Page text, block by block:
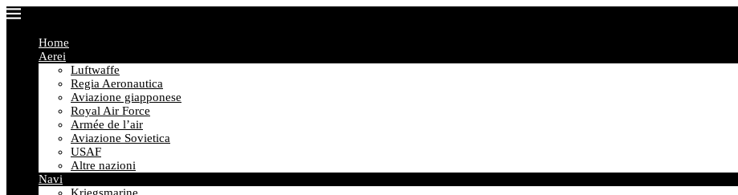
Home
Aerei
Luftwaffe
Regia Aeronautica
Aviazione giapponese
Royal Air Force
Armée de l’air
Aviazione Sovietica
USAF
Altre nazioni
Navi